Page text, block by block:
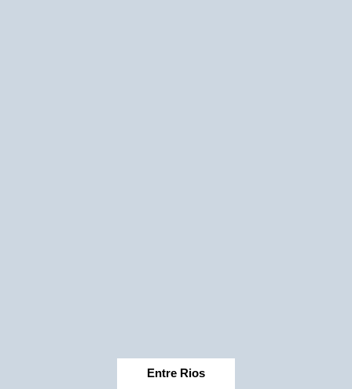
Entre Rios